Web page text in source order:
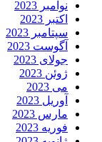
نوامبر 2023
اکتبر 2023
سپتامبر 2023
آگوست 2023
جولای 2023
ژوئن 2023
می 2023
آوریل 2023
مارس 2023
فوریه 2023